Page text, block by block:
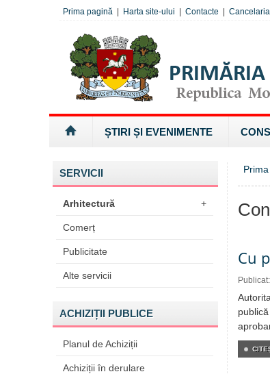
Prima pagină Harta site-ului Contacte Cancelaria
ȘTIRI ȘI EVENIMENTE
SERVICII
Arhitectură +
Comerț
Publicitate
Alte servicii
ACHIZIȚII PUBLICE
Planul de Achiziții
Achiziții în derulare
Cu
Publicat: